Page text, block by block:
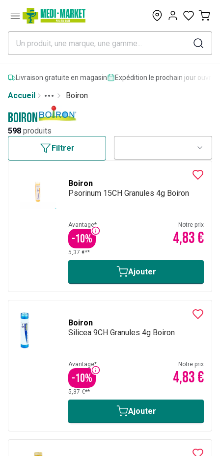
0
Livraison gratuite en magasin Expédition le prochain jour
Accueil
More
Toggle menu
Boiron
Boiron
598 produits
Filtrer
Boiron
Psorinum 15CH Granules 4g Boiron
Avantage*
-10%
Notre prix
4,83 €
5,37 €**
Ajouter
Boiron
Silicea 9CH Granules 4g Boiron
Avantage*
-10%
Notre prix
4,83 €
5,37 €**
Ajouter